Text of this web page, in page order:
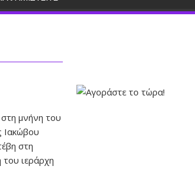
μνήνη του
Ιακώβου
στη
ιεράρχη